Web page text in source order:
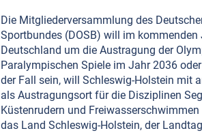
Die Mitgliederversammlung des
Sportbundes (DOSB) will im
Deutschland um die Austragung der
Paralympischen Spiele im Jahr 2036
der Fall sein, will Schleswig-Holstein mit
als Austragungsort für die Disziplinen
Küstenrudern und
das Land Schleswig-Holstein, der